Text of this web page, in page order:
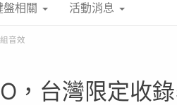
盤相關 活動消息
音效
，台灣限定收